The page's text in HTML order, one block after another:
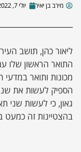
מירב בן יאיר יולי 7, 2022
ליאור כהן, תושב
התואר הראשון שלו
מכונות ותואר
הספיק לעשות את
גאון, כי לעשות שני
בהצטיינות זה כמעט